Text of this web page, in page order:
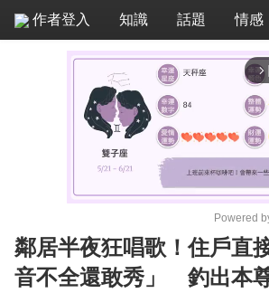
作者登入 知識 話題 情感
arrow_forward_ios
Powered
鄰居半夜狂唱歌！住戶直
音不全還敢秀」 釣出本